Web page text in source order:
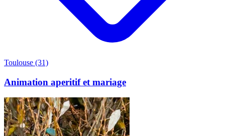
Toulouse (31)
Animation aperitif et mariage